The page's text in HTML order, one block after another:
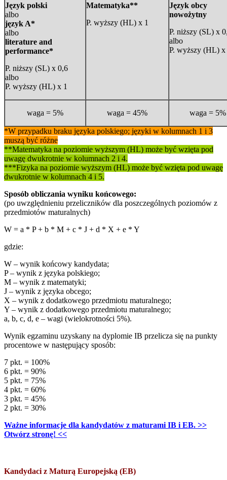
Język polski
albo
język A*
albo
literature and
performance*
P. niższy (SL) x 0,6
albo
P. wyższy (HL) x 1
Matematyka**
P. wyższy (HL) x 1
Język obcy
nowożytny
P. niższy (SL) x
albo
P. wyższy (HL) x
waga = 5% waga = 45% waga = 5%
*W przypadku braku języka polskiego; języki w kolumnach 1 i 3
muszą być różne
**Matematyka na poziomie wyższym (HL) może być wzięta pod
uwagę dwukrotnie w kolumnach 2 i 4.
***Fizyka na poziomie wyższym (HL) może być wzięta pod uwagę
dwukrotnie w kolumnach 4 i 5.
Sposób obliczania wyniku końcowego:
(po uwzględnieniu przeliczników dla poszczególnych poziomów z
przedmiotów maturalnych)
W = a * P + b * M + c * J + d * X + e * Y
gdzie:
W – wynik końcowy kandydata;
P – wynik z języka polskiego;
M – wynik z matematyki;
J – wynik z języka obcego;
X – wynik z dodatkowego przedmiotu maturalnego;
Y – wynik z dodatkowego przedmiotu maturalnego;
a, b, c, d, e – wagi (wielokrotności 5%).
Wynik egzaminu uzyskany na dyplomie IB przelicza się na punkty
procentowe w następujący sposób:
7 pkt. = 100%
6 pkt. = 90%
5 pkt. = 75%
4 pkt. = 60%
3 pkt. = 45%
2 pkt. = 30%
Ważne informacje dla kandydatów z maturami IB i EB. >>
Otwórz stronę! <<
Kandydaci z Maturą Europejską (EB)